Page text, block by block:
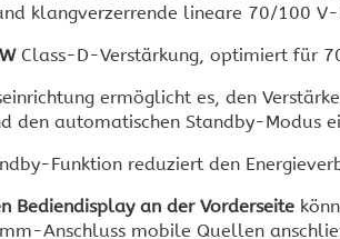
klangverzerrende lineare 70/100
Class-D-Verstärkung, optimiert für
ermöglicht es, den
den automatischen Standby-Modus
Funktion reduziert den
Bediendisplay an der Vorderseite
Anschluss mobile Quellen